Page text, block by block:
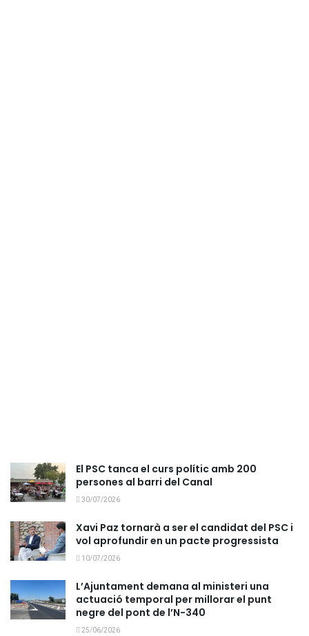
El PSC tanca el curs polític amb 200
persones al barri del Canal
30/07/2026
Xavi Paz tornarà a ser el candidat del PSC i
vol aprofundir en un pacte progressista
10/07/2026
L’Ajuntament demana al ministeri una
actuació temporal per millorar el punt
negre del pont de l’N-340
25/06/2026